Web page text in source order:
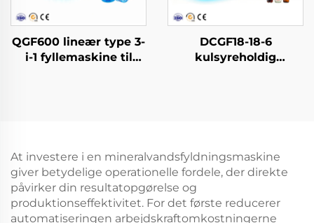
QGF600 lineær type 3-
i-1 fyllemaskine til
DCGF18-18-6
kulsyreholdig
At investere i en mineralvandsfyldningsmaskine
giver betydelige operationelle fordele, der direkte
påvirker din resultatopgørelse og
produktionseffektivitet. For det første reducerer
automatiseringen arbejdskraftomkostningerne